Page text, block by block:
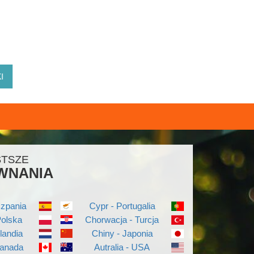
Cypr - Portugalia
Chorwacja - Turcja
Chiny - Japonia
Autralia - USA